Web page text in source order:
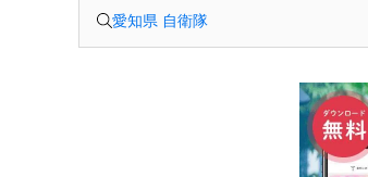
愛知県 自衛隊